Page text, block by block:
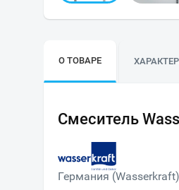
О ТОВАРЕ
Смеситель
Германия (Wasserkraft)